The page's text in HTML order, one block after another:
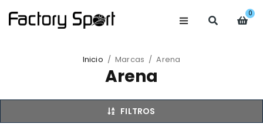
0
Inicio / Marcas / Arena
Arena
FILTROS